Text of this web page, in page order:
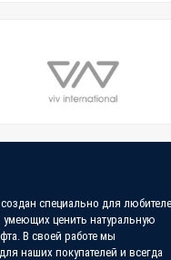
специально для
ценить натуральную
В своей работе мы
наших покупателей и всегда